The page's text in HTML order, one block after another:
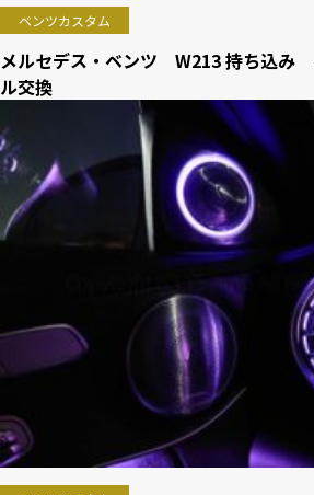
ベンツカスタム
メルセデス・ベンツ W213 持ち込
ル交換